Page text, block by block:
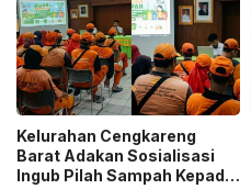
Kelurahan Cengkareng
Barat Adakan Sosialisasi
Ingub Pilah Sampah Kepada